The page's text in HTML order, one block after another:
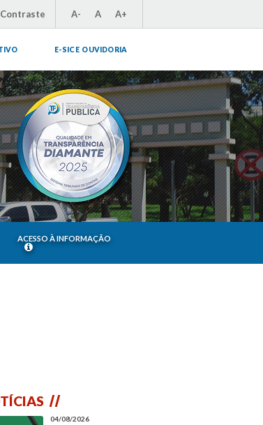
Contraste A- A A+
E-SIC E OUVIDORIA
ACESSO À INFORMAÇÃO
04/08/2026